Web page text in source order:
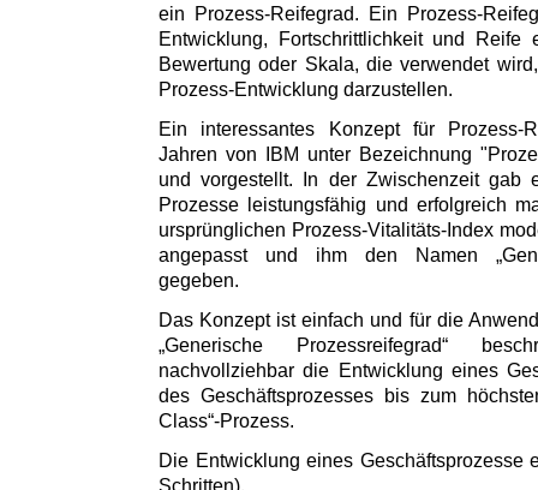
ein Prozess-Reifegrad. Ein Prozess-
Entwicklung, Fortschrittlichkeit und
Bewertung oder Skala, die verwendet
Prozess-Entwicklung darzustellen.
Ein interessantes Konzept für Prozess-
Jahren von IBM unter Bezeichnung
und vorgestellt. In der Zwischenzeit gab
Prozesse leistungsfähig und erfolgreich
ursprünglichen Prozess-Vitalitäts-Index
angepasst und ihm den Namen
gegeben.
Das Konzept ist einfach und für die
„Generische Prozessreifegrad“
nachvollziehbar die Entwicklung eines
des Geschäftsprozesses bis zum
Class“-Prozess.
Die Entwicklung eines Geschäftsprozesse
Schritten).